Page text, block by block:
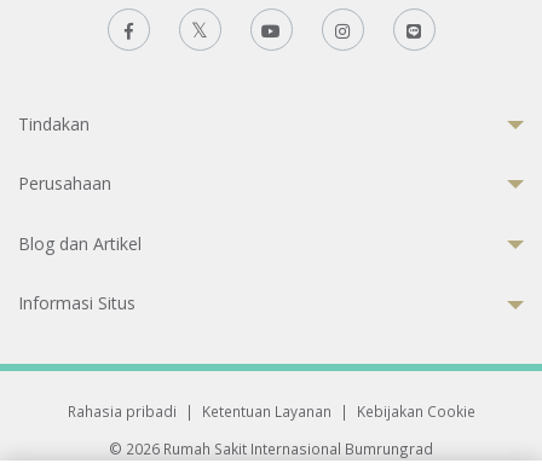
Tindakan
Perusahaan
Blog dan Artikel
Informasi Situs
Rahasia pribadi | Ketentuan Layanan |
Kebijakan Cookie
© 2026 Rumah Sakit Internasional Bumrungrad